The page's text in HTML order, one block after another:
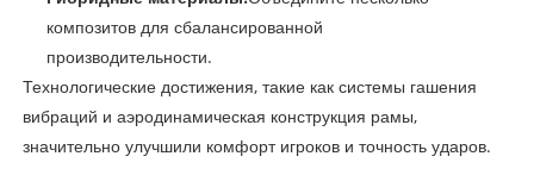
композитов для сбалансированной
производительности.
Технологические достижения, такие как системы гашения
вибраций и аэродинамическая конструкция рамы,
значительно улучшили комфорт игроков и точность ударов.